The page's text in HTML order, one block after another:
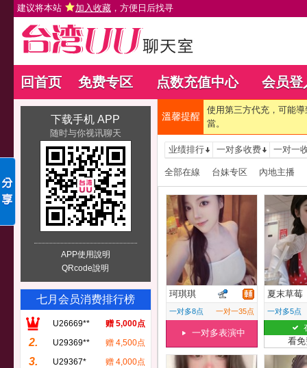
建议将本站 加入收藏 ，方便日后找寻
回首页 免费专区 点数充值中心 会员登
下载手机 APP
随时与你视讯聊天
APP使用說明
QRcode說明
七月会员消费排行榜
U26669** 赠 5,000点
2. U29369** 赠 4,500点
3. U29367* 赠 4,000点
溫馨提醒
使用第三方代充，可能
當。
业绩排行 一对多收费 一对一
全部在線 台妹专区 內地主播
珂琪琪
一对多8点 一对一35点
一对多表演中
夏末草莓
一对多5点
看